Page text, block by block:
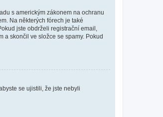
s americkým zákonem na ochranu
Na některých fórech je také
jste obdrželi registrační email,
a skončil ve složce se spamy. Pokud
se ujistili, že jste nebyli